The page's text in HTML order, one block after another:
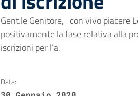
Gent.le Genitore, con vivo piacere
positivamente la fase relativa alla
iscrizioni per l’a.
Data: